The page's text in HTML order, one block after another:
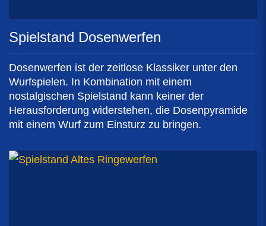
Spielstand Dosenwerfen
Dosenwerfen ist der zeitlose Klassiker unter den
Wurfspielen. In Kombination mit einem
nostalgischen Spielstand kann keiner der
Herausforderung widerstehen, die Dosenpyramide
mit einem Wurf zum Einsturz zu bringen.